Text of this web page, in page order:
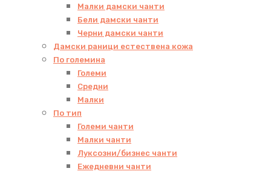
Малки дамски чанти
Бели дамски чанти
Черни дамски чанти
Дамски раници естествена кожа
По големина
Големи
Средни
Малки
По тип
Големи чанти
Малки чанти
Луксозни/бизнес чанти
Ежедневни чанти